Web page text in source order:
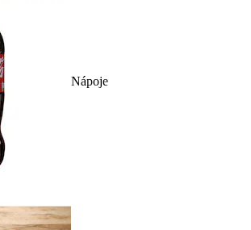
Nápoje